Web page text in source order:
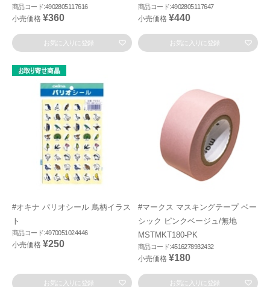
商品コード:4902805117616
小売価格 ¥360
お気に入りに登録
商品コード:4902805117647
小売価格 ¥440
お気に入りに登録
#オキナ パリオシール 鳥柄イラス
ト
商品コード:4970051024446
小売価格 ¥250
お気に入りに登録
#マークス マスキングテープ ベー
シック ピンクベージュ/無地
MSTMKT180-PK
商品コード:4516278932432
小売価格 ¥180
お気に入りに登録